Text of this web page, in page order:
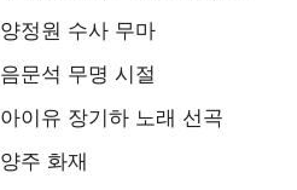
양정원 수사 무마
음문석 무명 시절
아이유 장기하 노래 선곡
양주 화재